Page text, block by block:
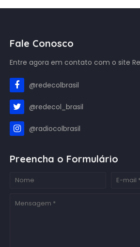
Fale Conosco
Entre agora em contato com o site
@redecolbrasil
@redecol_brasil
@radiocolbrasil
Preencha o Formulário